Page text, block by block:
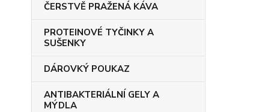
ČERSTVĚ PRAŽENÁ KÁVA
PROTEINOVÉ TYČINKY A
SUŠENKY
DÁROVKÝ POUKAZ
ANTIBAKTERIÁLNÍ GELY A
MÝDLA